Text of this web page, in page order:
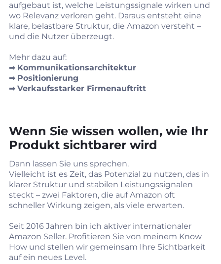
aufgebaut ist, welche Leistungssignale wirken und
wo Relevanz verloren geht. Daraus entsteht eine
klare, belastbare Struktur, die Amazon versteht –
und die Nutzer überzeugt.
Mehr dazu auf:
➡︎ Kommunikationsarchitektur
➡︎ Positionierung
➡︎ Verkaufsstarker Firmenauftritt
Wenn Sie wissen wollen, wie Ihr
Produkt sichtbarer wird
Dann lassen Sie uns sprechen.
Vielleicht ist es Zeit, das Potenzial zu nutzen, das in
klarer Struktur und stabilen Leistungssignalen
steckt – zwei Faktoren, die auf Amazon oft
schneller Wirkung zeigen, als viele erwarten.
Seit 2016 Jahren bin ich aktiver internationaler
Amazon Seller. Profitieren Sie von meinem Know
How und stellen wir gemeinsam Ihre Sichtbarkeit
auf ein neues Level.